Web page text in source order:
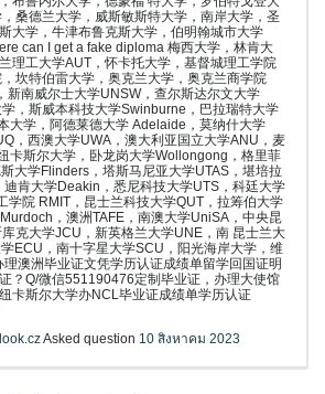
桑德兰大学，威斯敏斯特大学，南岸大学，圣
大学，牛津布鲁克斯大学，伯明翰城市大学
can I get a fake diploma 梅西大学，林肯大
理工大学AUT，怀卡托大学，基督城理工学院
坎特伯雷大学，奥克兰大学，奥克兰商学院
新南威尔士大学UNSW，查尔斯达尔文大学
，斯威本科技大学Swinburne，巴拉瑞特大学
大学，阿德莱德大学 Adelaide，莫纳什大学
，西澳大学UWA，澳大利亚国立大学ANU，麦
卡斯尔大学，卧龙岗大学Wollongong，格里菲
大学Flinders，塔斯马尼亚大学UTAS，堪培拉
肯大学Deakin，悉尼科技大学UTS，科廷大学
学院 RMIT，昆士兰科技大学QUT，拉筹伯大学
，澳洲TAFE，南澳大学UniSA，中央昆
克大学JCU，新英格兰大学UNE，南 昆士兰大
ECU，南十字星大学SCU，阳光海岸大学，维
澳洲毕业证文凭学历认证成绩单留学回国证明
？Q/微信551190476定制毕业证，办理大使馆
卡斯尔大学办NCL毕业证成绩单学历认证
Asked question 10 สิงหาคม 2023